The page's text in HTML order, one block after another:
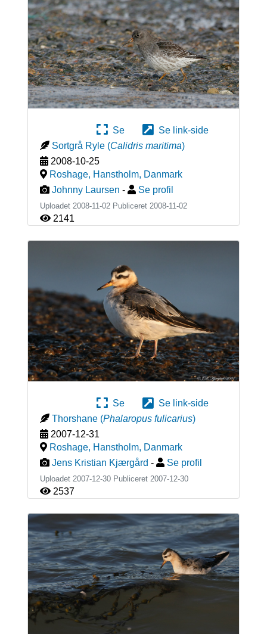
Se
Se link-side
Sortgrå Ryle (Calidris maritima)
2008-10-25
Roshage, Hanstholm, Danmark
Johnny Laursen - Se profil
Uploadet 2008-11-02 Publiceret 2008-11-02
2141
Se
Se link-side
Thorshane (Phalaropus fulicarius)
2007-12-31
Roshage, Hanstholm, Danmark
Jens Kristian Kjærgård - Se profil
Uploadet 2007-12-30 Publiceret 2007-12-30
2537